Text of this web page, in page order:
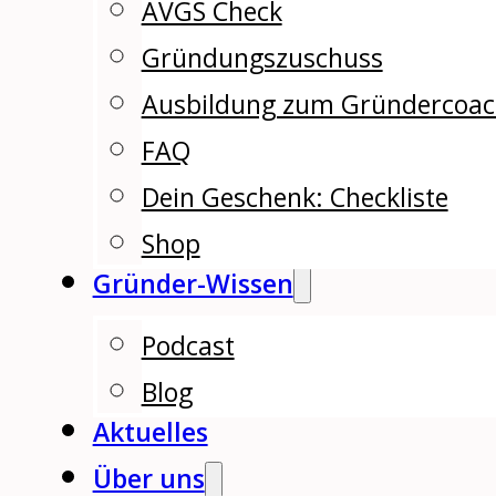
AVGS Check
Gründungszuschuss
Ausbildung zum
FAQ
Dein Geschenk: Checkliste
Shop
Gründer-Wissen
Podcast
Blog
Aktuelles
Über uns